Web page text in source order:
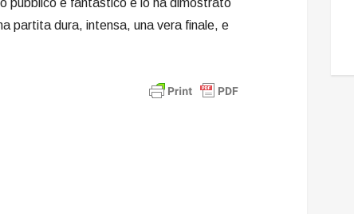
partita dura, intensa, una vera finale, e